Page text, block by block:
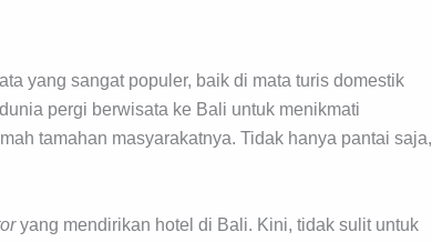
yang sangat populer, baik di mata turis domestik
pergi berwisata ke Bali untuk menikmati
tamahan masyarakatnya. Tidak hanya pantai saja,
yang mendirikan hotel di Bali. Kini, tidak sulit untuk